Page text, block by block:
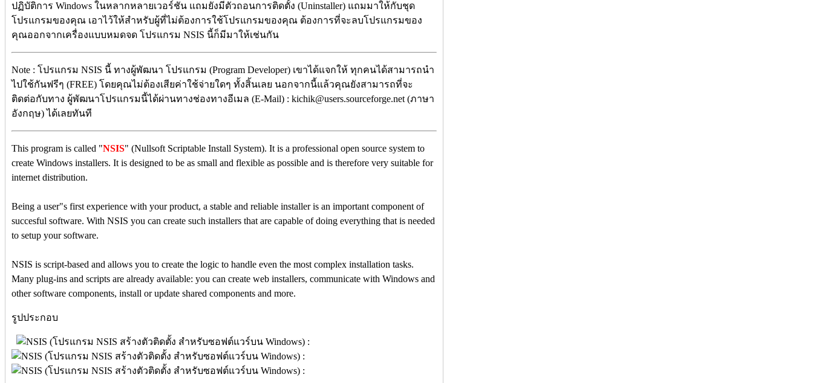
ปฏิบัติการ Windows ในหลากหลายเวอร์ชัน แถมยังมีตัวถอนการติดตั้ง (Uninstaller) แถมมาให้กับชุด
โปรแกรมของคุณ เอาไว้ให้สำหรับผู้ที่ไม่ต้องการใช้โปรแกรมของคุณ ต้องการที่จะลบโปรแกรมของ
คุณออกจากเครื่องแบบหมดจด โปรแกรม NSIS นี้ก็มีมาให้เช่นกัน
Note : โปรแกรม NSIS นี้ ทางผู้พัฒนา โปรแกรม (Program Developer) เขาได้แจกให้ ทุกคนได้สามารถนำ
ไปใช้กันฟรีๆ (FREE) โดยคุณไม่ต้องเสียค่าใช้จ่ายใดๆ ทั้งสิ้นเลย นอกจากนี้แล้วคุณยังสามารถที่จะ
ติดต่อกับทาง ผู้พัฒนาโปรแกรมนี้ได้ผ่านทางช่องทางอีเมล (E-Mail) : kichik@users.sourceforge.net (ภาษา
อังกฤษ) ได้เลยทันที
This program is called "NSIS" (Nullsoft Scriptable Install System). It is a professional open source system to
create Windows installers. It is designed to be as small and flexible as possible and is therefore very suitable for
internet distribution.
Being a user"s first experience with your product, a stable and reliable installer is an important component of
succesful software. With NSIS you can create such installers that are capable of doing everything that is needed
to setup your software.
NSIS is script-based and allows you to create the logic to handle even the most complex installation tasks.
Many plug-ins and scripts are already available: you can create web installers, communicate with Windows and
other software components, install or update shared components and more.
รูปประกอบ